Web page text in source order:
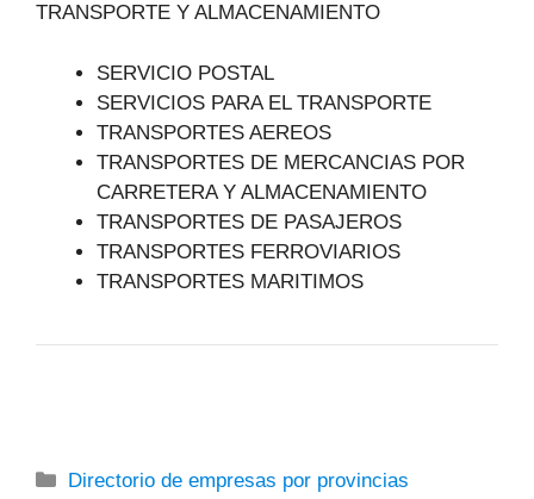
TRANSPORTE Y ALMACENAMIENTO
SERVICIO POSTAL
SERVICIOS PARA EL TRANSPORTE
TRANSPORTES AEREOS
TRANSPORTES DE MERCANCIAS POR
CARRETERA Y ALMACENAMIENTO
TRANSPORTES DE PASAJEROS
TRANSPORTES FERROVIARIOS
TRANSPORTES MARITIMOS
Categorías
Directorio de empresas por provincias